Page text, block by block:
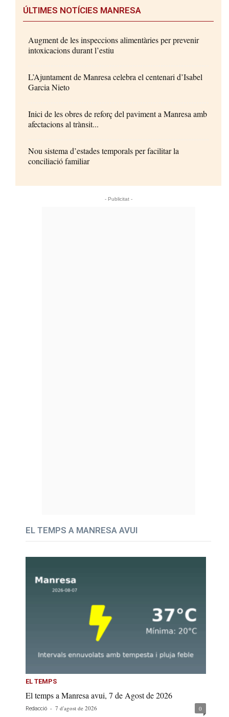
ÚLTIMES NOTÍCIES MANRESA
Augment de les inspeccions alimentàries per prevenir
intoxicacions durant l’estiu
L’Ajuntament de Manresa celebra el centenari d’Isabel
Garcia Nieto
Inici de les obres de reforç del paviment a Manresa amb
afectacions al trànsit...
Nou sistema d’estades temporals per facilitar la
conciliació familiar
- Publicitat -
EL TEMPS A MANRESA AVUI
EL TEMPS
El temps a Manresa avui, 7 de Agost de 2026
Redacció - 7 d'agost de 2026 0